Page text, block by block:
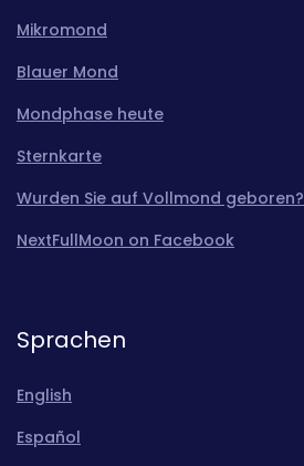
Mikromond
Blauer Mond
Mondphase heute
Sternkarte
Wurden Sie auf Vollmond geboren?
NextFullMoon on Facebook
Sprachen
English
Español